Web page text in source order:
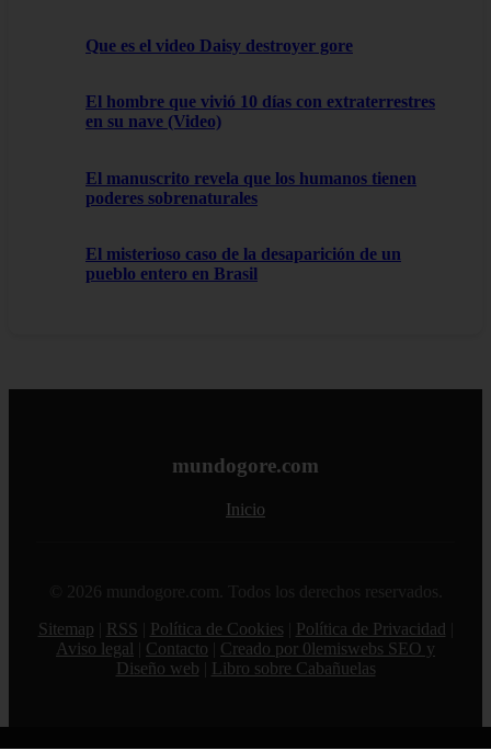
Que es el video Daisy destroyer gore
El hombre que vivió 10 días con extraterrestres
en su nave (Video)
El manuscrito revela que los humanos tienen
poderes sobrenaturales
El misterioso caso de la desaparición de un
pueblo entero en Brasil
mundogore.com
Inicio
© 2026 mundogore.com. Todos los derechos reservados.
Sitemap
RSS Política de Cookies Política de Privacidad
Aviso legal
Contacto
Creado por 0lemiswebs SEO y
Diseño web
Libro sobre Cabañuelas